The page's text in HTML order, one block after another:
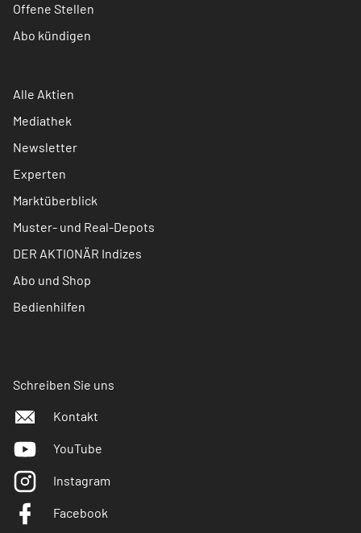
Offene Stellen
Abo kündigen
Alle Aktien
Mediathek
Newsletter
Experten
Marktüberblick
Muster- und Real-Depots
DER AKTIONÄR Indizes
Abo und Shop
Bedienhilfen
Schreiben Sie uns
Kontakt
YouTube
Instagram
Facebook